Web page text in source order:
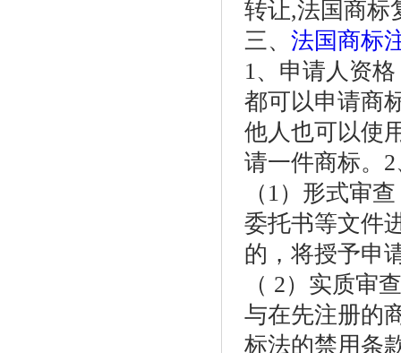
转让,法国商标
三、 法国商标
1、申请人资
都可以申请商
他人也可以使
请一件商标。
（1）形式审
委托书等文件
的，将授予申
（ 2）实质审
与在先注册的
标法的禁用条